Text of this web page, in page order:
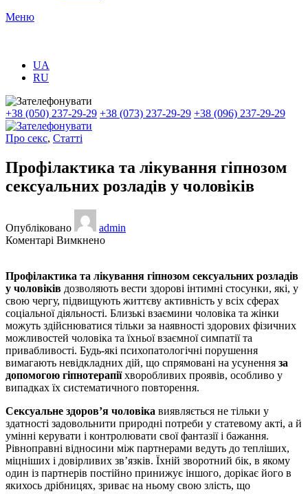
Меню
UA
RU
+38 (050) 237-29-29 +38 (073) 237-29-29 +38 (096) 237-29-29
Про секс, Статті
Профілактика та лікування гіпнозом
сексуальних розладів у чоловіків
Опубліковано
admin
Коментарі Вимкненодо
лікування
гіпнозом
сексуальних
розладів
у
чоловіків
Профілактика та лікування гіпнозом сексуальних розладів
у чоловіків дозволяють вести здорові інтимні стосунки, які, у
свою чергу, підвищують життєву активність у всіх сферах
соціальної діяльності. Близькі взаємини чоловіка та жінки
можуть здійснюватися тільки за наявності здорових фізичних
можливостей чоловіка та їхньої взаємної симпатії та
привабливості. Будь-які психопатологічні порушення
вимагають невідкладних дій, що спрямовані на усунення за
допомогою гіпнотерапіїхворобливих проявів, особливо у
випадках їх систематичного повторення.
Сексуальне здоров’я чоловіка виявляється не тільки у
здатності задовольнити природні потреби у статевому акті, а й
умінні керувати і контролювати свої фантазії і бажання.
Рівноправні відносини між партнерами ведуть до тепліших,
міцніших і довірливих зв’язків. Їхній зворотний бік, в якому
один із партнерів постійно принижує іншого, дорікає його в
якихось дрібницях, зриває на ньому свою злість, що